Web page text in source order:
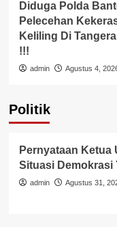
Diduga Polda
Pelecehan
Keliling Di
!!!
admin Agustus 4,
Politik
Pemerintah
Pernyataan Ketua
Situasi Demokrasi
admin Agustus 31,